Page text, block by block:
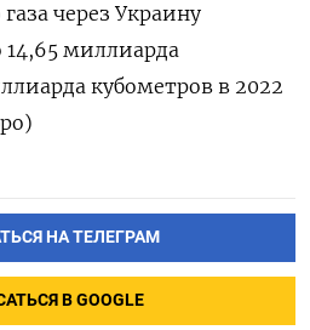
через Украину
14,65 миллиарда
кубометров в 2022
НА ТЕЛЕГРАМ
В GOOGLE